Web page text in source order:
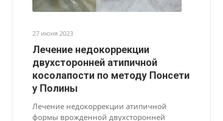
27 июня 2023
Лечение недокоррекции
двухсторонней атипичной
косолапости по методу Понсети
у Полины
Лечение недокоррекции атипичной
формы врожденной двухсторонней